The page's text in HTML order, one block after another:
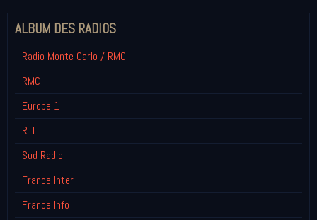
ALBUM DES RADIOS
Radio Monte Carlo / RMC
RMC
Europe 1
RTL
Sud Radio
France Inter
France Info